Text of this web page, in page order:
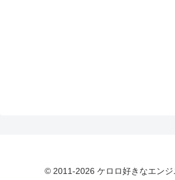
© 2011-2026 ケロロ好きなエンジ